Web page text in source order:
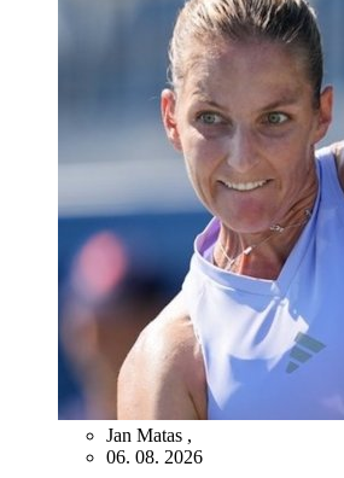
Jan Matas ,
06. 08. 2026